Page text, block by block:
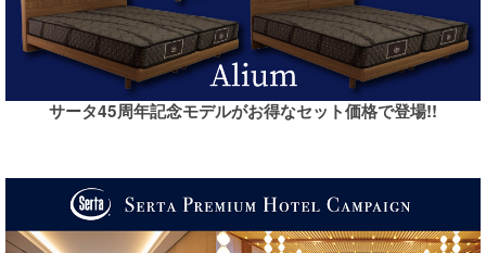
サータ45周年記念モデルがお得なセット価格で登場!!